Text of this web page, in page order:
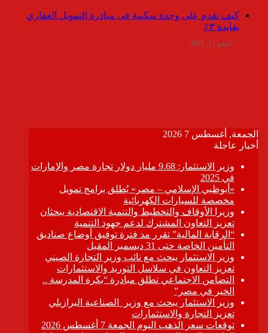
كيف تقدم على وحدة سكنية فى مبادرة التمويل العقاري
بفايدة ٣٪
مايو 21, 2021